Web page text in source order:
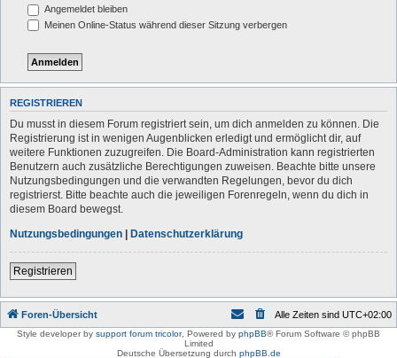
Angemeldet bleiben
Meinen Online-Status während dieser Sitzung verbergen
REGISTRIEREN
Du musst in diesem Forum registriert sein, um dich anmelden zu können. Die
Registrierung ist in wenigen Augenblicken erledigt und ermöglicht dir, auf
weitere Funktionen zuzugreifen. Die Board-Administration kann registrierten
Benutzern auch zusätzliche Berechtigungen zuweisen. Beachte bitte unsere
Nutzungsbedingungen und die verwandten Regelungen, bevor du dich
registrierst. Bitte beachte auch die jeweiligen Forenregeln, wenn du dich in
diesem Board bewegst.
Nutzungsbedingungen | Datenschutzerklärung
Registrieren
Foren-Übersicht Alle Zeiten sind UTC+02:00
Style developer by support forum tricolor, Powered by phpBB® Forum Software © phpBB
Limited
Deutsche Übersetzung durch phpBB.de